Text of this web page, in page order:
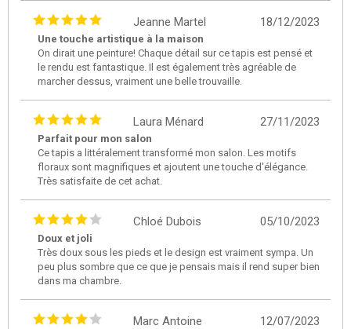
18/12/2023
Jeanne Martel
Une touche artistique à la maison
On dirait une peinture! Chaque détail sur ce tapis est pensé et
le rendu est fantastique. Il est également très agréable de
marcher dessus, vraiment une belle trouvaille.
27/11/2023
Laura Ménard
Parfait pour mon salon
Ce tapis a littéralement transformé mon salon. Les motifs
floraux sont magnifiques et ajoutent une touche d'élégance.
Très satisfaite de cet achat.
05/10/2023
Chloé Dubois
Doux et joli
Très doux sous les pieds et le design est vraiment sympa. Un
peu plus sombre que ce que je pensais mais il rend super bien
dans ma chambre.
12/07/2023
Marc Antoine